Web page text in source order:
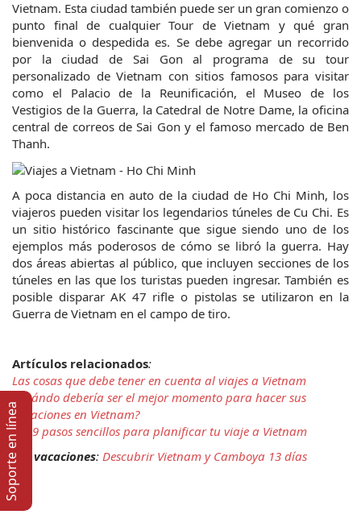
Vietnam. Esta ciudad también puede ser un gran comienzo o
punto final de cualquier Tour de Vietnam y qué gran
bienvenida o despedida es. Se debe agregar un recorrido
por la ciudad de Sai Gon al programa de su tour
personalizado de Vietnam con sitios famosos para visitar
como el Palacio de la Reunificación, el Museo de los
Vestigios de la Guerra, la Catedral de Notre Dame, la oficina
central de correos de Sai Gon y el famoso mercado de Ben
Thanh.
A poca distancia en auto de la ciudad de Ho Chi Minh, los
viajeros pueden visitar los legendarios túneles de Cu Chi. Es
un sitio histórico fascinante que sigue siendo uno de los
ejemplos más poderosos de cómo se libró la guerra. Hay
dos áreas abiertas al público, que incluyen secciones de los
túneles en las que los turistas pueden ingresar. También es
posible disparar AK 47 rifle o pistolas se utilizaron en la
Guerra de Vietnam en el campo de tiro.
Artículos relacionados:
Las cosas que debe tener en cuenta al viajes a Vietnam
¿Cuándo debería ser el mejor momento para hacer sus
vacaciones en Vietnam?
Los 9 pasos sencillos para planificar tu viaje a Vietnam
Ver vacaciones: Descubrir Vietnam y Camboya 13 días
Soporte en lí­nea